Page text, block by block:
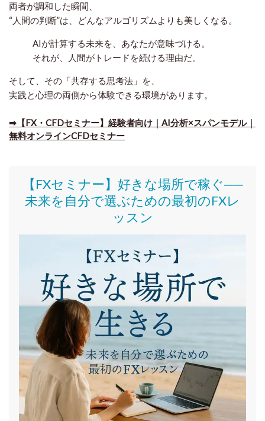
両者が調和した瞬間、
“人間の判断”は、どんなアルゴリズムよりも美しくなる。
AIが計算する未来を、あなたが意味づける。
それが、人間がトレードを続ける理由だ。
そして、その「共存する思考法」を、
実践と心理の両側から体験できる環境があります。
➡【FX・CFDセミナー】経験者向け｜AI分析×スパンモデル｜
無料オンラインCFDセミナー
【FXセミナー】好きな場所で稼ぐ──
未来を自分で選ぶための最初のFXレ
ッスン